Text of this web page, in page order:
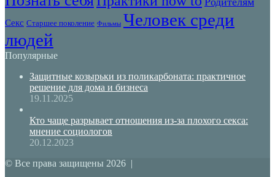
Секс Старшее поколение Фильмы Человек среди
людей
Популярные
Защитные козырьки из поликарбоната: практичное
решение для дома и бизнеса
19.11.2025
Кто чаще разрывает отношения из-за плохого секса:
мнение социологов
20.12.2023
© Все права защищены 2026 |